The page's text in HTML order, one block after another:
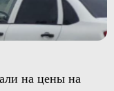
на цены на